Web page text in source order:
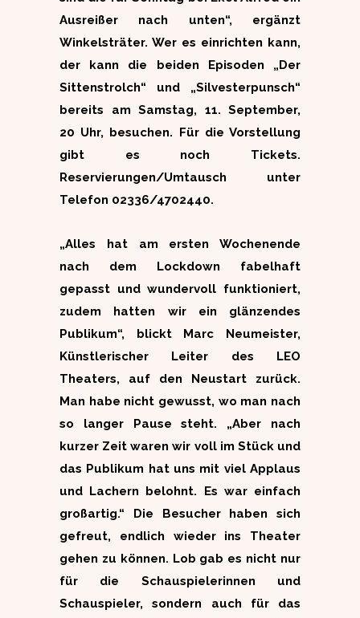
Ausreißer nach unten“, ergänzt
Winkelsträter. Wer es einrichten kann,
der kann die beiden Episoden „Der
Sittenstrolch“ und „Silvesterpunsch“
bereits am Samstag, 11. September,
20 Uhr, besuchen. Für die Vorstellung
gibt es noch Tickets.
Reservierungen/Umtausch unter
Telefon 02336/4702440.
„Alles hat am ersten Wochenende
nach dem Lockdown fabelhaft
gepasst und wundervoll funktioniert,
zudem hatten wir ein glänzendes
Publikum“, blickt Marc Neumeister,
Künstlerischer Leiter des LEO
Theaters, auf den Neustart zurück.
Man habe nicht gewusst, wo man nach
so langer Pause steht. „Aber nach
kurzer Zeit waren wir voll im Stück und
das Publikum hat uns mit viel Applaus
und Lachern belohnt. Es war einfach
großartig.“ Die Besucher haben sich
gefreut, endlich wieder ins Theater
gehen zu können. Lob gab es nicht nur
für die Schauspielerinnen und
Schauspieler, sondern auch für das